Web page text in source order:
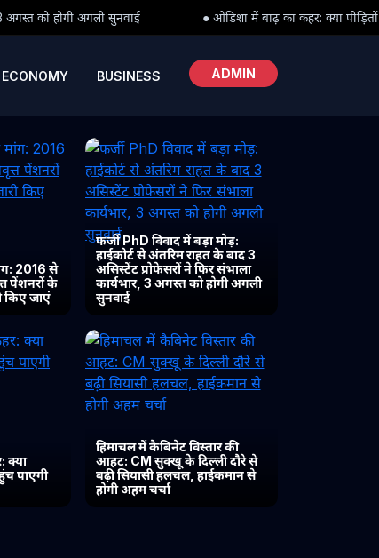
● ओडिशा में बाढ़ का कहर: क्या पीड़ितों तक समय पर पहुंच पाएगी
ECONOMY BUSINESS ADMIN
2016 से
पेंशनरों के
किए जाएं
फर्जी PhD विवाद में बड़ा मोड़:
हाईकोर्ट से अंतरिम राहत के बाद 3
असिस्टेंट प्रोफेसरों ने फिर संभाला
कार्यभार, 3 अगस्त को होगी अगली
सुनवाई
क्या
पाएगी
हिमाचल में कैबिनेट विस्तार की
आहट: CM सुक्खू के दिल्ली दौरे से
बढ़ी सियासी हलचल, हाईकमान से
होगी अहम चर्चा